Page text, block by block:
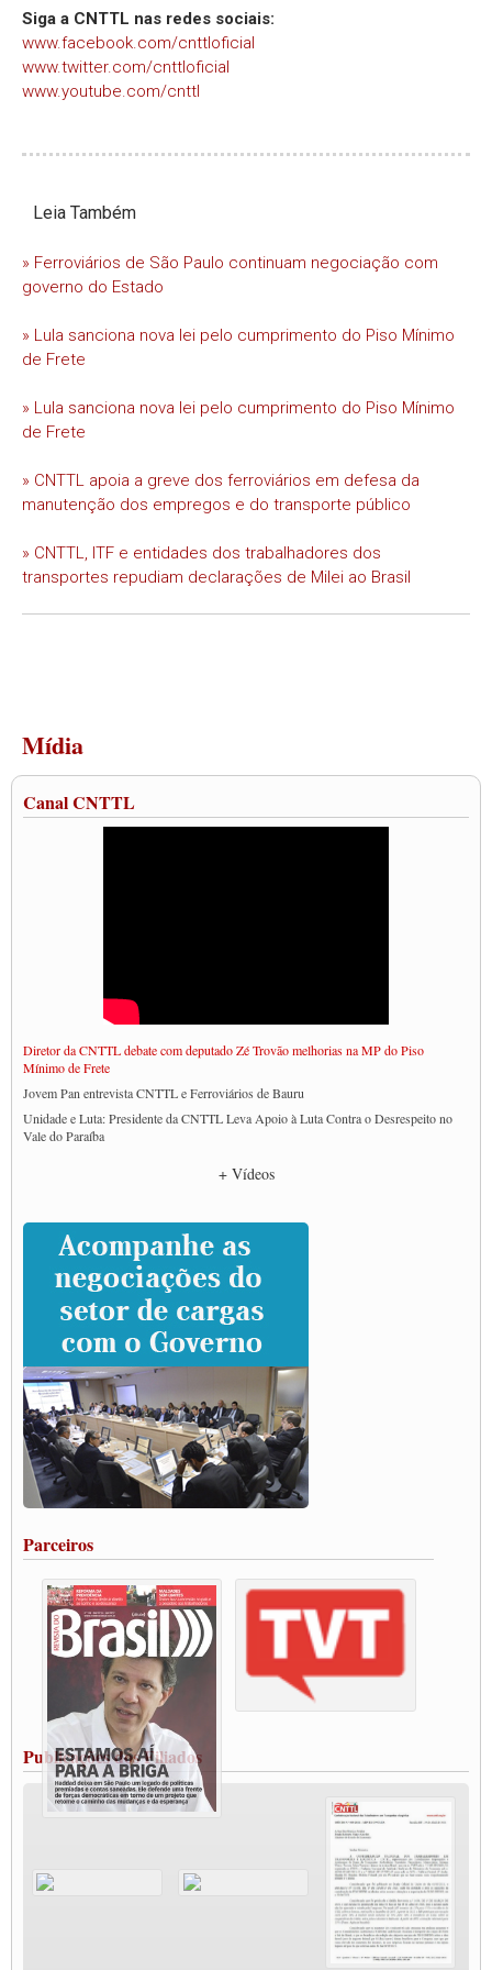
Siga a CNTTL nas redes sociais:
www.facebook.com/cnttloficial
www.twitter.com/cnttloficial
www.youtube.com/cnttl
Leia Também
» Ferroviários de São Paulo continuam negociação com
governo do Estado
» Lula sanciona nova lei pelo cumprimento do Piso Mínimo
de Frete
» Lula sanciona nova lei pelo cumprimento do Piso Mínimo
de Frete
» CNTTL apoia a greve dos ferroviários em defesa da
manutenção dos empregos e do transporte público
» CNTTL, ITF e entidades dos trabalhadores dos
transportes repudiam declarações de Milei ao Brasil
Mídia
Canal CNTTL
Diretor da CNTTL debate com deputado Zé Trovão melhorias na MP do Piso
Mínimo de Frete
Jovem Pan entrevista CNTTL e Ferroviários de Bauru
Unidade e Luta: Presidente da CNTTL Leva Apoio à Luta Contra o Desrespeito no
Vale do Paraíba
Caminhoneiros prometem paralisação e cobram diálogo com Lula
CNTTL e lideranças de caminhoneiros participam de debate sobre saúde nas
rodovias
Paulinho e Litti debatem política global para transporte rodoviário de cargas na
SUTCRA no Uruguai
Grande Conquista da Categoria transporte de Cargas e Caminhoneiros Autonomos
ENCONTRO INTERNACIONAL EM APOIO A CLASSE TRABALHADORA
DO BRASIL E A ELEIÇÃO 2022
Carta às Brasileiras e aos Brasileiros em Defesa do Estado Democrático de Direito
Paulinho, presidente da CNTTL, faz balanço do 3º Congresso da CNTTL
Caminhoneiros aprovam greve a partir do 1º de novembro
Rodoviários de Feira Santana fazem Assembleia para avaliar proposta de reajuste
salarial
Vacina Já: Lockdown de 24 horas dos trabalhadores em transportes está mantido,
Condutores de Guarulhos farão greve sanitária nesta terça-feira (20)
Paralisação dos Caminhoneiros na #BR285, entrocamento que liga o Mercosul ao
Rio Grande
Caminhoneiros bloqueiam duas faixas na Castello Branco e fazem protesto
Modal-Live #13 Aumento da Violência Contra Mulher e o Adoecimento da Classe
Trabalhadora em Tempos de Pandemia
MODAL-LIVE#12 POLÍTICAS PÚBLICAS DE TRANSPORTE PARA A
CLASSE TRABALHADORA E ELEIÇÕES NA PANDEMIA
MODAL-LIVE#11 POLÍTICAS PÚBLICAS DE TRANSPORTE
JUVENTUDE DO TRANSPORTE: POR QUE DEVEMOS NOS ORGANIZAR?
Fabio Primo testa positivo para Coronavírus, mas está bem de saúde
Modal-Live#9 Quais são os direitos dos trabalhador@s que contraem a Covid-19 na
Participe da Campanha Fora Bolsonaro
CNTTL e FECOOTAC apoiam Campanha de testes de COVID-19 para
MODAL-LIVE#8 - Lideranças sindicais da CNTTL, CGTB e dos caminhoneiros
+ Vídeos
Parceiros
Publicações dos Filiados